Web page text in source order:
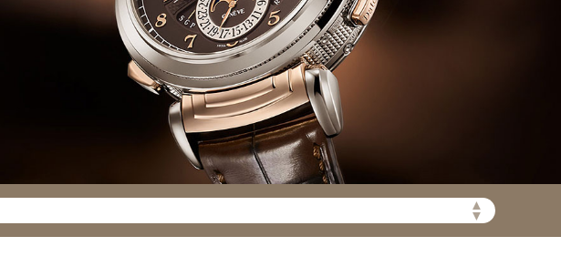
▲
▼
、台湾全部区域（非大陆需加拨“+86”）